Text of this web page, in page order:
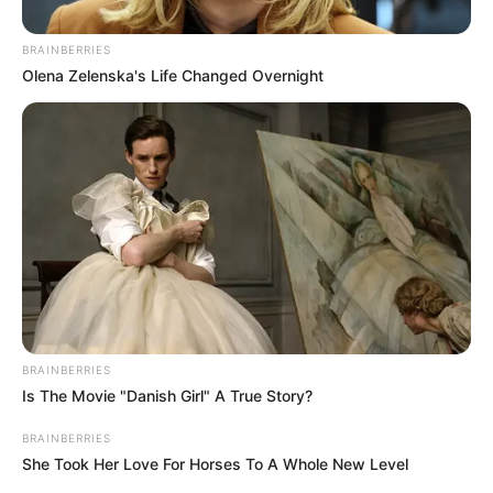
Camila Díaz - Sistema Integrado Digital RCN Radio
Bogotá en el punto del intercambiador vial de la avenida
Por:Andrés Prieto
BRAINBERRIES
Olena Zelenska's Life Changed Overnight
BRAINBERRIES
Is The Movie "Danish Girl" A True Story?
BRAINBERRIES
She Took Her Love For Horses To A Whole New Level